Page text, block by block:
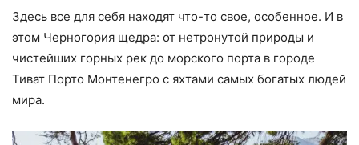
Здесь все для себя находят что-то свое, особенное. И в
этом Черногория щедра: от нетронутой природы и
чистейших горных рек до морского порта в городе
Тиват Порто Монтенегро с яхтами самых богатых людей
мира.